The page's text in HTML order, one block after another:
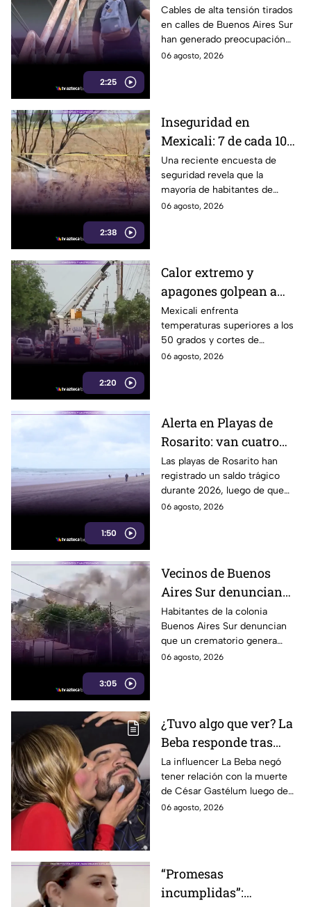
2:25
Buenos Aires Sur
representan un riesgo
para peatones en
Tijuana
Cables de alta tensión tirados
en calles de Buenos Aires Sur
han generado preocupación
entre vecinos, luego de que un
06 agosto, 2026
2:38
Inseguridad en
Mexicali: 7 de cada 10
habitantes sienten
temor de vivir en la
capital cachanilla
Una reciente encuesta de
seguridad revela que la
mayoría de habitantes de
Mexicali mantiene una
06 agosto, 2026
2:20
Calor extremo y
apagones golpean a
Mexicali; cachanillas
enfrentan riesgos por
falta de electricidad
Mexicali enfrenta
temperaturas superiores a los
50 grados y cortes de
electricidad que generan
06 agosto, 2026
1:50
Alerta en Playas de
Rosarito: van cuatro
ahogados en playas en
lo que va del año
Las playas de Rosarito han
registrado un saldo trágico
durante 2026, luego de que
cuatro personas perdieran la
06 agosto, 2026
3:05
Vecinos de Buenos
Aires Sur denuncian
humo y fuertes olores
de crematorio que
entran a sus casas
Habitantes de la colonia
Buenos Aires Sur denuncian
que un crematorio genera
humo y fuertes olores que
06 agosto, 2026
¿Tuvo algo que ver? La
Beba responde tras
señalamientos por la
muerte de César
Gastélum
La influencer La Beba negó
tener relación con la muerte
de César Gastélum luego de
recibir críticas y
06 agosto, 2026
“Promesas
incumplidas”: